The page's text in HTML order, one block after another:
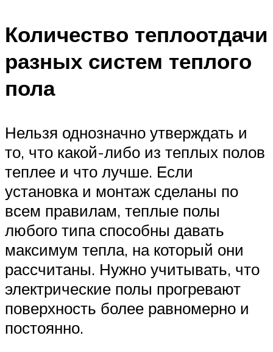
Количество теплоотдачи
разных систем теплого
пола
Нельзя однозначно утверждать и
то, что какой-либо из теплых полов
теплее и что лучше. Если
установка и монтаж сделаны по
всем правилам, теплые полы
любого типа способны давать
максимум тепла, на который они
рассчитаны. Нужно учитывать, что
электрические полы прогревают
поверхность более равномерно и
постоянно.